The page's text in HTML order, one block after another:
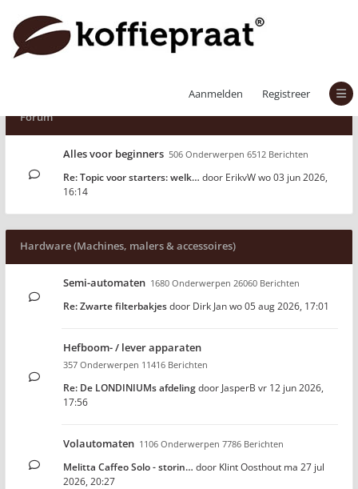
Aanmelden
Registreer
Forum
Alles voor beginners 506 Onderwerpen 6512 Berichten
Re: Topic voor starters: welk… door ErikvWwo 03 jun 2026,
16:14
Hardware (Machines, malers & accessoires)
Semi-automaten 1680 Onderwerpen 26060 Berichten
Re: Zwarte filterbakjesdoor Dirk Janwo 05 aug 2026, 17:01
Hefboom- / lever apparaten
357 Onderwerpen 11416 Berichten
Re: De LONDINIUMs afdelingdoor JasperB vr 12 jun 2026,
17:56
Volautomaten 1106 Onderwerpen 7786 Berichten
Melitta Caffeo Solo - storin… door Klint Oosthout ma 27 jul
2026, 20:27